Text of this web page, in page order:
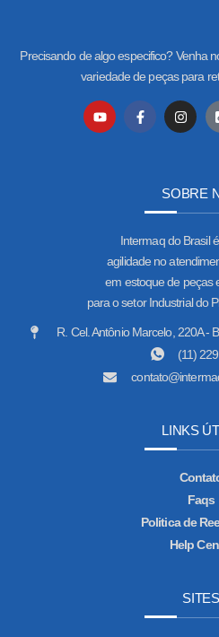
Precisando de algo especifico? Venha
variedade de peças para
SOBRE
Intermaq do Brasil
agilidade no
em estoque de peças
para o setor Industrial do
R. Cel. Antônio Marcelo, 220A -
(11)
LINKS
Faqs
Politica de
Help
SITES